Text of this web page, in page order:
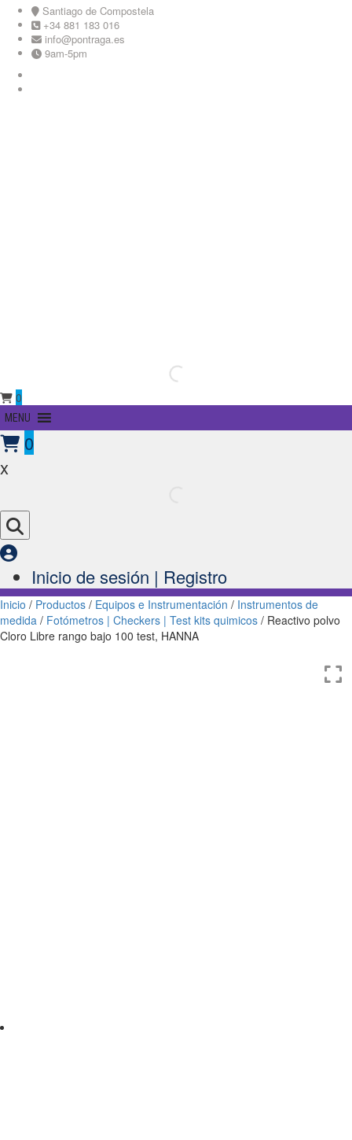
Skip
content
Santiago de Compostela
+34 881 183 016
info@pontraga.es
9am-5pm
0
Primary
Menu
MENU
0
x
Inicio de sesión | Registro
Inicio / Productos / Equipos e Instrumentación / Instrumentos de
medida / Fotómetros | Checkers | Test kits quimicos / Reactivo polvo
Cloro Libre rango bajo 100 test, HANNA